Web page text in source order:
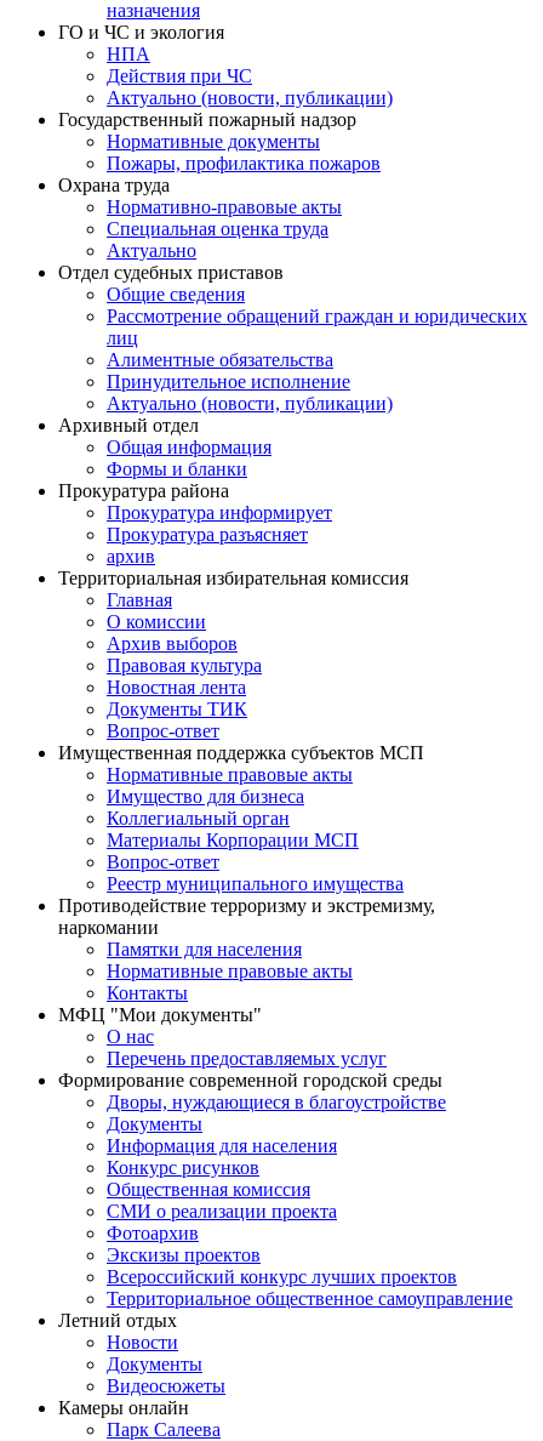
назначения
ГО и ЧС и экология
НПА
Действия при ЧС
Актуально (новости, публикации)
Государственный пожарный надзор
Нормативные документы
Пожары, профилактика пожаров
Охрана труда
Нормативно-правовые акты
Специальная оценка труда
Актуально
Отдел судебных приставов
Общие сведения
Рассмотрение обращений граждан и юридических
лиц
Алиментные обязательства
Принудительное исполнение
Актуально (новости, публикации)
Архивный отдел
Общая информация
Формы и бланки
Прокуратура района
Прокуратура информирует
Прокуратура разъясняет
архив
Территориальная избирательная комиссия
Главная
О комиссии
Архив выборов
Правовая культура
Новостная лента
Документы ТИК
Вопрос-ответ
Имущественная поддержка субъектов МСП
Нормативные правовые акты
Имущество для бизнеса
Коллегиальный орган
Материалы Корпорации МСП
Вопрос-ответ
Реестр муниципального имущества
Противодействие терроризму и экстремизму,
наркомании
Памятки для населения
Нормативные правовые акты
Контакты
МФЦ "Мои документы"
О нас
Перечень предоставляемых услуг
Формирование современной городской среды
Дворы, нуждающиеся в благоустройстве
Документы
Информация для населения
Конкурс рисунков
Общественная комиссия
СМИ о реализации проекта
Фотоархив
Экскизы проектов
Всероссийский конкурс лучших проектов
Территориальное общественное самоуправление
Летний отдых
Новости
Документы
Видеосюжеты
Камеры онлайн
Парк Салеева